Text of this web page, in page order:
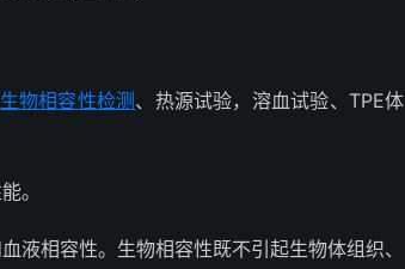
生物相容性检测 、热源试验，溶血试验、TPE体
。
液相容性。生物相容性既不引起生物体组织、